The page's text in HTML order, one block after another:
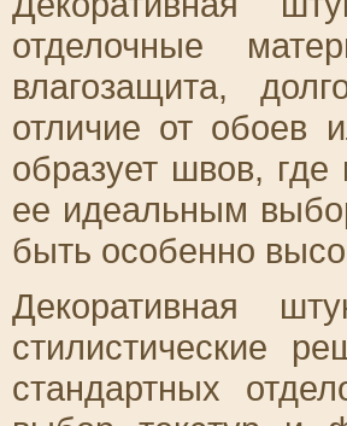
отделочные
влагозащита,
отличие от обоев
образует швов, где
ее идеальным
быть особенно
Декоративная
стилистические
стандартных